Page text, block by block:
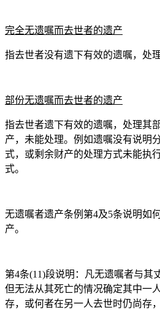
完全无遗嘱而去世者的遗产
指去世者没有遗下有效的遗嘱，处
部份无遗嘱而去世者的遗产
指去世者遗下有效的遗嘱，处理其
产，未能处理。例如遗嘱没有说明
式，或剩余财产的处理方式未能执
式。
无遗嘱者遗产条例第4及5条说明如
产。
第4条(11)段说明：凡无遗嘱者与其
但无法从其死亡的情况确定其中一
存，或何者在另一人去世时仍尚存